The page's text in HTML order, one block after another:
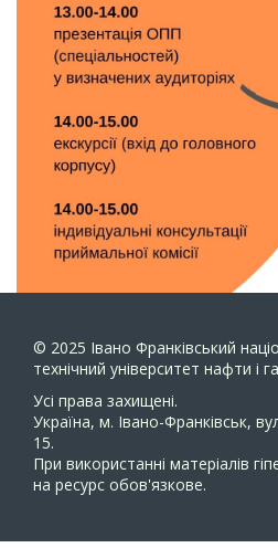
© 2025 Івано Франківський
технічний університет нафти і
Усi права захищенi.
Україна, м. Івано-Франківськ,
15.
При використанні матеріалів
на ресурс обов'язкове.